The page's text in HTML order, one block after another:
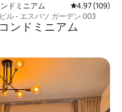
ドミニアム レビュー109
4.97 (109)
ル - エスパソ ガーデン 003
ンドミニアム
。